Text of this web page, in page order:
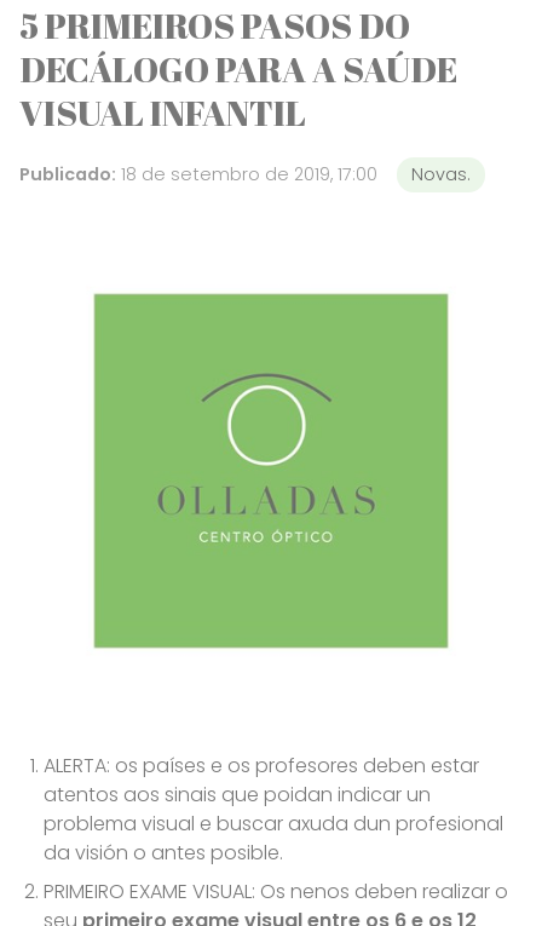
5 PRIMEIROS PASOS DO
DECÁLOGO PARA A SAÚDE
VISUAL INFANTIL
Publicado: 18 de setembro de 2019, 17:00 Novas.
ALERTA: os países e os profesores deben estar
atentos aos sinais que poidan indicar un
problema visual e buscar axuda dun profesional
da visión o antes posible.
PRIMEIRO EXAME VISUAL: Os nenos deben realizar o